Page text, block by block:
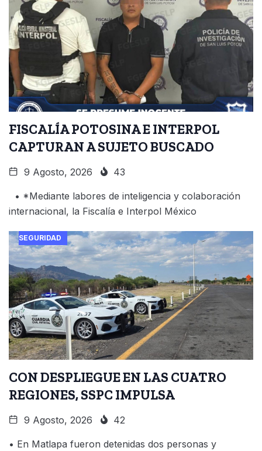
FISCALÍA POTOSINA E INTERPOL
CAPTURAN A SUJETO BUSCADO
9 Agosto, 2026 43
• *Mediante labores de inteligencia y colaboración
internacional, la Fiscalía e Interpol México
SEGURIDAD
CON DESPLIEGUE EN LAS CUATRO
REGIONES, SSPC IMPULSA
9 Agosto, 2026 42
• En Matlapa fueron detenidas dos personas y